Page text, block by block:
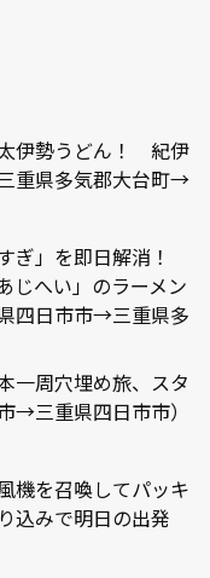
伊勢うどん！ 紀伊
重県多気郡大台町→
ぎ」を即日解消！
じへい」のラーメン
四日市市→三重県多
一周穴埋め旅、スタ
→三重県四日市市）
機を召喚してパッキ
込みで明日の出発